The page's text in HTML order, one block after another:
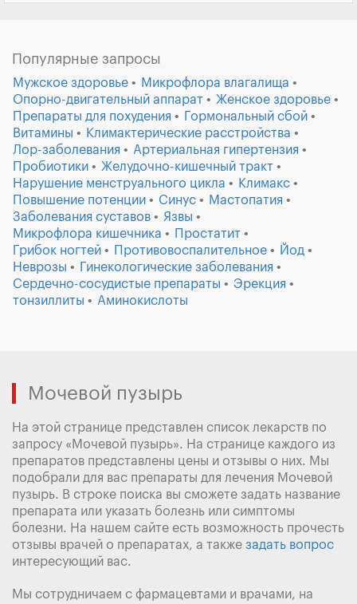
Популярные запросы
Мужское здоровье
Микрофлора влагалища
Опорно-двигательный аппарат
Женское здоровье
Препараты для похудения
Гормональный сбой
Витамины
Климактерические расстройства
Лор-заболевания
Артериальная гипертензия
Пробиотики
Желудочно-кишечный тракт
Нарушение менструального цикла
Климакс
Повышение потенции
Синус
Мастопатия
Заболевания суставов
Язвы
Микрофлора кишечника
Простатит
Грибок ногтей
Противовоспалительное
Йод
Неврозы
Гинекологические заболевания
Сердечно-сосудистые препараты
Эрекция
тонзиллиты
Аминокислоты
Мочевой пузырь
На этой странице представлен список лекарств по
запросу «Мочевой пузырь». На странице каждого из
препаратов представлены цены и отзывы о них. Мы
подобрали для вас препараты для лечения Мочевой
пузырь. В строке поиска вы сможете задать название
препарата или указать болезнь или симптомы
болезни. На нашем сайте есть возможность прочесть
отзывы врачей о препаратах, а также задать вопрос
интересующий вас.
Мы сотрудничаем с фармацевтами и врачами, на